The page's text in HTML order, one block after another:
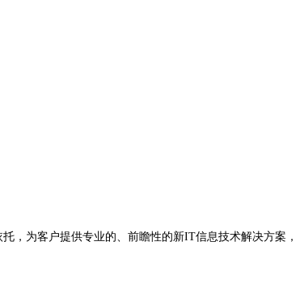
，为客户提供专业的、前瞻性的新IT信息技术解决方案，